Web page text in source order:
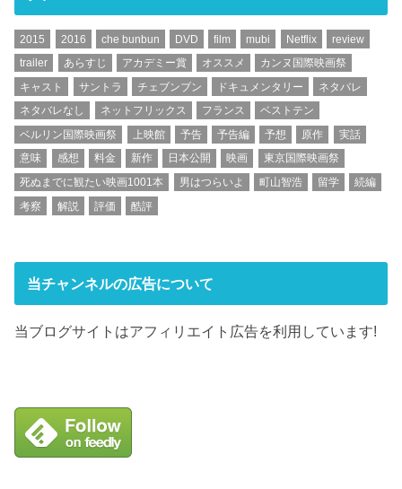
2015 2016 che bunbun DVD film mubi Netflix
review
trailer
あらすじ アカデミー賞 オススメ
カンヌ国際映画祭
キャスト
サントラ チェブンブン ドキュメンタリー
ネタバレ
ネタバレなし
ネットフリックス フランス
ベストテン
ベルリン国際映画祭
上映館 予告 予告編 予想 原作
実話
意味
感想 料金 新作 日本公開 映画
東京国際映画祭
死ぬまでに観たい映画1001本
男はつらいよ 町山智浩 留学
続編
考察
解説 評価 酷評
当チャンネルの広告について
当ブログサイトはアフィリエイト広告を利用しています!